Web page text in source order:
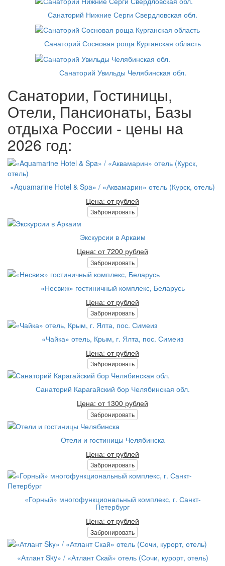
Санаторий Нижние Серги Свердловская обл.
Санаторий Сосновая роща Курганская область
Санаторий Увильды Челябинская обл.
Санатории, Гостиницы,
Отели, Пансионаты, Базы
отдыха России - цены на
2026 год:
«Aquamarine Hotel & Spa» / «Аквамарин» отель (Курск, отель)
Цена: от рублей
Забронировать
Экскурсии в Аркаим
Цена: от 7200 рублей
Забронировать
«Несвиж» гостиничный комплекс, Беларусь
Цена: от рублей
Забронировать
«Чайка» отель, Крым, г. Ялта, пос. Симеиз
Цена: от рублей
Забронировать
Санаторий Карагайский бор Челябинская обл.
Цена: от 1300 рублей
Забронировать
Отели и гостиницы Челябинска
Цена: от рублей
Забронировать
«Горный» многофункциональный комплекс, г. Санкт-
Петербург
Цена: от рублей
Забронировать
«Атлант Sky» / «Атлант Скай» отель (Сочи, курорт, отель)